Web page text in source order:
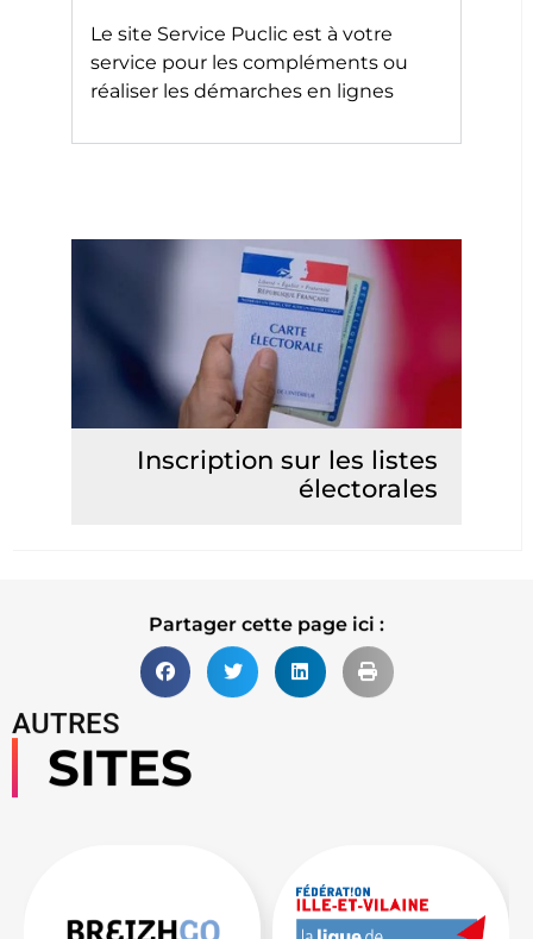
Le site Service Puclic est à votre
service pour les compléments ou
réaliser les démarches en lignes
Inscription sur les listes
électorales
Partager cette page ici :
AUTRES
SITES